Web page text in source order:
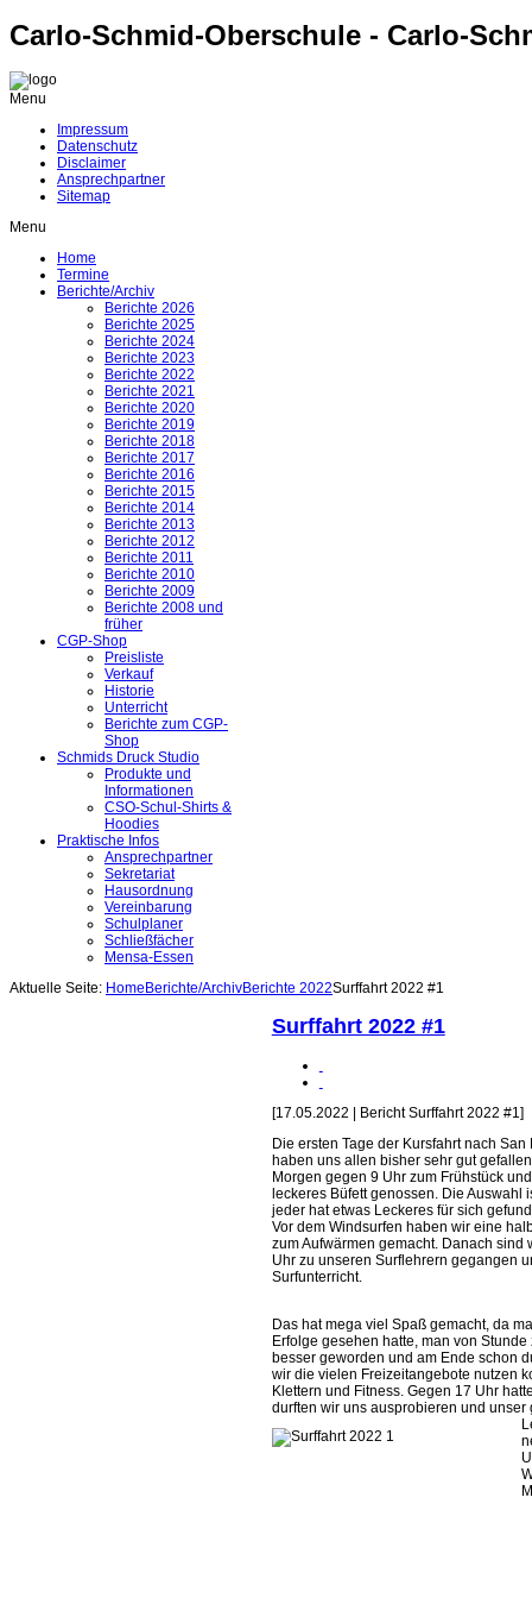
Carlo-Schmid-Oberschule - Carlo-
Menu
Impressum
Datenschutz
Disclaimer
Ansprechpartner
Sitemap
Menu
Home
Termine
Berichte/Archiv
Berichte 2026
Berichte 2025
Berichte 2024
Berichte 2023
Berichte 2022
Berichte 2021
Berichte 2020
Berichte 2019
Berichte 2018
Berichte 2017
Berichte 2016
Berichte 2015
Berichte 2014
Berichte 2013
Berichte 2012
Berichte 2011
Berichte 2010
Berichte 2009
Berichte 2008 und
früher
CGP-Shop
Preisliste
Verkauf
Historie
Unterricht
Berichte zum CGP-
Shop
Schmids Druck Studio
Produkte und
Informationen
CSO-Schul-Shirts &
Hoodies
Praktische Infos
Ansprechpartner
Sekretariat
Hausordnung
Vereinbarung
Schulplaner
Schließfächer
Mensa-Essen
Aktuelle Seite: Home Berichte/ArchivBerichte 2022Surffahrt 2022 #1
Surffahrt 2022 #1
[17.05.2022 | Bericht Surffahrt 2022 #1]
Die ersten Tage der Kursfahrt nach San
haben uns allen bisher sehr gut
Morgen gegen 9 Uhr zum Frühstück
leckeres Büfett genossen. Die Auswahl
jeder hat etwas Leckeres für sich
Vor dem Windsurfen haben wir eine
zum Aufwärmen gemacht. Danach sind
Uhr zu unseren Surflehrern gegangen
Surfunterricht.
Das hat mega viel Spaß gemacht, da
Erfolge gesehen hatte, man von
besser geworden und am Ende schon
wir die vielen Freizeitangebote nutzen
Klettern und Fitness. Gegen 17 Uhr
durften wir uns ausprobieren und